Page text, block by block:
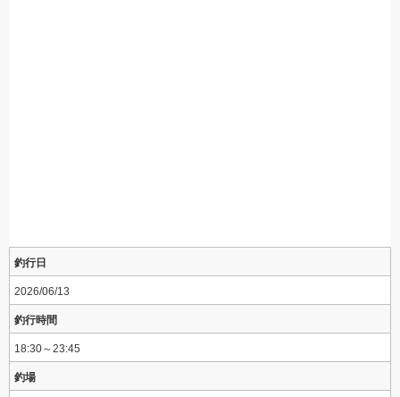
釣行日
2026/06/13
釣行時間
18:30～23:45
釣場